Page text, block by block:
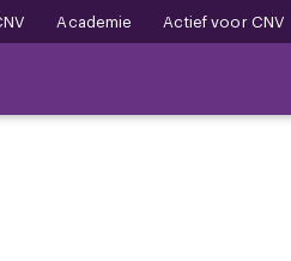
Academie Actief voor CNV